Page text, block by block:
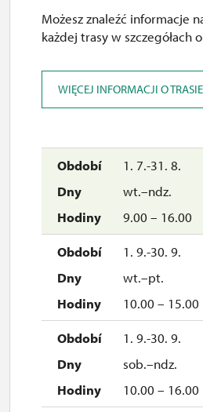
1. 7.-31. 8.
wt.–ndz.
9.00 – 16.00
1. 9.-30. 9.
wt.–pt.
10.00 – 15.00
1. 9.-30. 9.
sob.–ndz.
10.00 – 16.00
Możesz znaleźć informacje
każdej trasy w szczegółach
WIĘCEJ INFORMACJI O